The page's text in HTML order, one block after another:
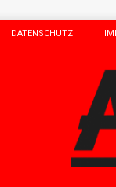
DATENSCHUTZ